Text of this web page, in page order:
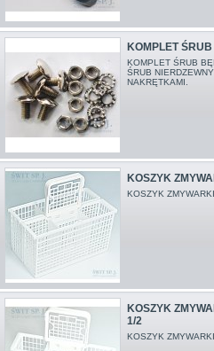
KOMPLET
KOMPLET ŚRUB
ŚRUB
NAKRĘTKAMI.
KOSZYK
KOSZYK
KOSZYK
1/2
KOSZYK